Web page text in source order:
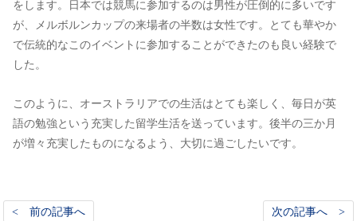
をします。日本では競馬に参加するのは男性が圧倒的に多いです
が、メルボルンカップの来場者の半数は女性です。とても華やか
で伝統的なこのイベントに参加することができたのも良い経験で
した。
このように、オーストラリアでの生活はとても楽しく、毎日が英
語の勉強という充実した留学生活を送っています。後半の三か月
が増々充実したものになるよう、大切に過ごしたいです。
< 前の記事へ 次の記事へ >